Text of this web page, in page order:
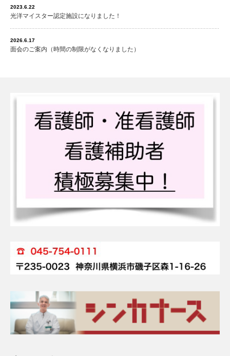
2023.6.22
光洋マイスター認定施設になりました！
2026.6.17
面会のご案内（時間の制限がなくなりました）